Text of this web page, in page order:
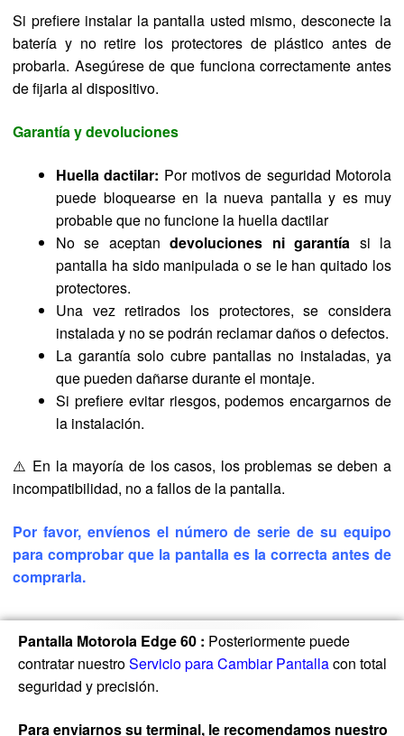
Si prefiere instalar la pantalla usted mismo, desconecte la
batería y no retire los protectores de plástico antes de
probarla. Asegúrese de que funciona correctamente antes
de fijarla al dispositivo.
Garantía y devoluciones
Huella dactilar: Por motivos de seguridad Motorola
puede bloquearse en la nueva pantalla y es muy
probable que no funcione la huella dactilar
No se aceptandevoluciones ni garantía si la
pantalla ha sido manipulada o se le han quitado los
protectores.
Una vez retirados los protectores, se considera
instalada y no se podrán reclamar daños o defectos.
La garantía solo cubre pantallas no instaladas, ya
que pueden dañarse durante el montaje.
Si prefiere evitar riesgos, podemos encargarnos de
la instalación.
⚠️ En la mayoría de los casos, los problemas se deben a
incompatibilidad, no a fallos de la pantalla.
Por favor, envíenos el número de serie de su equipo
para comprobar que la pantalla es la correcta antes de
comprarla.
Pantalla Motorola Edge 60 : Posteriormente puede
contratar nuestroServicio para Cambiar Pantallacon total
seguridad y precisión.
Para enviarnos su terminal, le recomendamos nuestro